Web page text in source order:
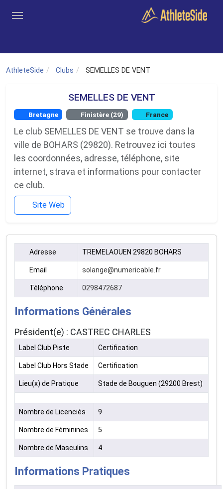
AthleteSide Clubs SEMELLES DE VENT
SEMELLES DE VENT
Bretagne Finistère (29) France
Le club SEMELLES DE VENT se trouve dans la
ville de BOHARS (29820). Retrouvez ici toutes
les coordonnées, adresse, téléphone, site
internet, strava et informations pour contacter
ce club.
Site Web
Adresse TREMELAOUEN 29820 BOHARS
Email solange@numericable.fr
Téléphone 0298472687
Informations Générales
Président(e) : CASTREC CHARLES
Label Club Piste Certification
Label Club Hors Stade Certification
Lieu(x) de Pratique Stade de Bouguen (29200 Brest)
Nombre de Licenciés 9
Nombre de Féminines 5
Nombre de Masculins 4
Informations Pratiques